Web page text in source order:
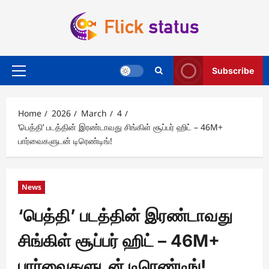
Primary
Subscribe
Home 2026 March
4
‘பெத்தி’ படத்தின் இரண்டாவது சிங்கிள் சூப்பர் ஹிட் – 46M+
பார்வைகளுடன் டிரெண்டிங்!
News
‘பெத்தி’ படத்தின் இரண்டாவது
சிங்கிள் சூப்பர் ஹிட் – 46M+